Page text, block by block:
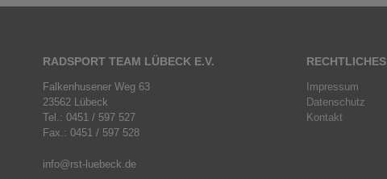
RADSPORT TEAM LÜBECK E.V.
Falkenhusener Weg 63
23562 Lübeck
Tel.: 0451 / 597 527
Fax.: 0451 / 597 528
info@rst-luebeck.de
RECHTLICHES
Impressum
Datenschutz
Kontakt